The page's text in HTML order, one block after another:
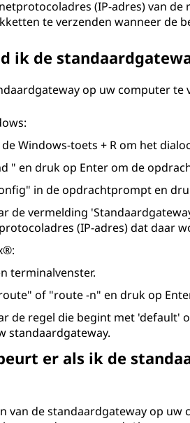
(IP-adres) van
te verzenden wanneer de
ik de
op uw computer te
Windows-toets + R om het
" en druk op Enter om de
in de opdrachtprompt en
de vermelding
(IP-adres) dat daar
terminalvenster.
of "route -n" en druk op
de regel die begint met 'default'
standaardgateway.
er als ik de
van de standaardgateway op